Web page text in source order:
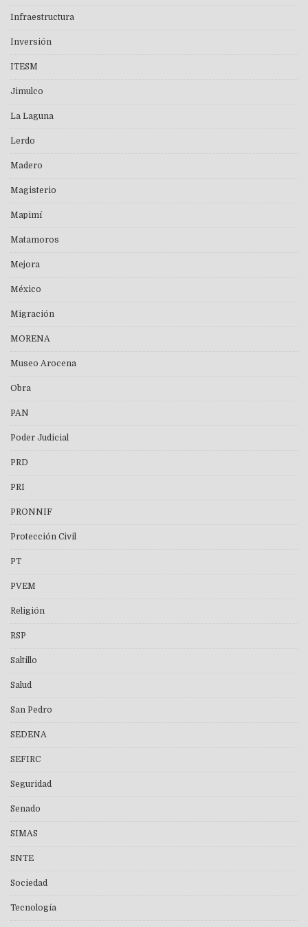
Infraestructura
Inversión
ITESM
Jimulco
La Laguna
Lerdo
Madero
Magisterio
Mapimí
Matamoros
Mejora
México
Migración
MORENA
Museo Arocena
Obra
PAN
Poder Judicial
PRD
PRI
PRONNIF
Protección Civil
PT
PVEM
Religión
RSP
Saltillo
Salud
San Pedro
SEDENA
SEFIRC
Seguridad
Senado
SIMAS
SNTE
Sociedad
Tecnología